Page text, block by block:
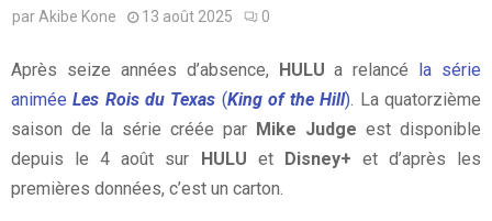
par Akibe Kone 13 août 2025 0
Après seize années d’absence, HULU a relancé la série
animéeLes Rois du Texas (King of the Hill) . La quatorzième
saison de la série créée par Mike Judge est disponible
depuis le 4 août sur HULU et Disney+ et d’après les
premières données, c’est un carton.